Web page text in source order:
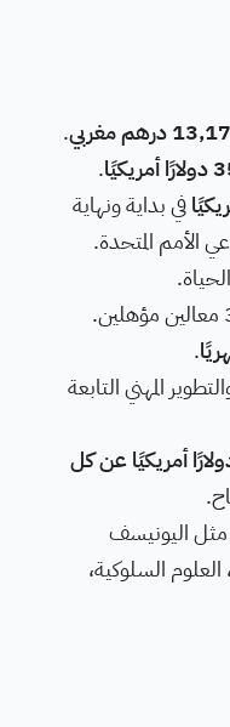
مغربي
.
.
في بداية ونهاية
الأمم المتحدة.
.
المهني التابعة
دولارًا أمريكيًا عن كل
اليونيسف
السلوكية،